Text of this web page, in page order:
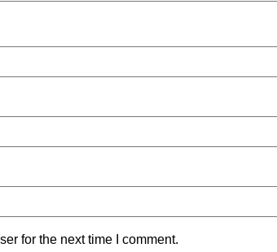
for the next time I comment.